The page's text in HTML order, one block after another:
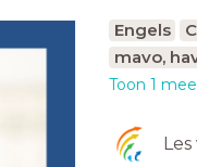
Engels
mavo,
Toon 1
Les